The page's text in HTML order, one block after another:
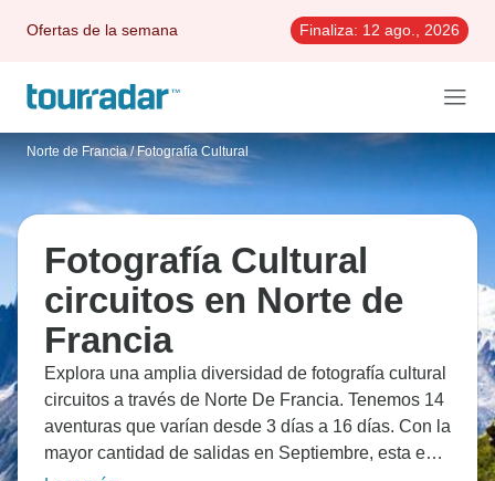
Ofertas de la semana Finaliza: 12 ago., 2026
Norte de Francia / Fotografía Cultural
Fotografía Cultural
circuitos en Norte de
Francia
Explora una amplia diversidad de fotografía cultural
circuitos a través de Norte De Francia. Tenemos 14
aventuras que varían desde 3 días a 16 días. Con la
mayor cantidad de salidas en Septiembre, esta es